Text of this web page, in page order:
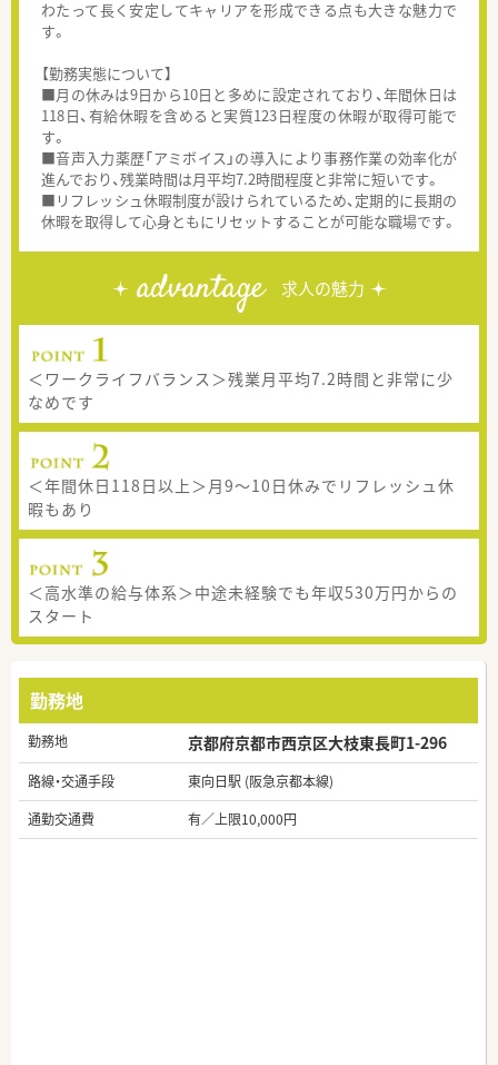
わたって長く安定してキャリアを形成できる点も大きな魅力で
す。
【勤務実態について】
■月の休みは9日から10日と多めに設定されており、年間休日は
118日、有給休暇を含めると実質123日程度の休暇が取得可能で
す。
■音声入力薬歴「アミボイス」の導入により事務作業の効率化が
進んでおり、残業時間は月平均7.2時間程度と非常に短いです。
■リフレッシュ休暇制度が設けられているため、定期的に長期の
休暇を取得して心身ともにリセットすることが可能な職場です。
advantage 求人の魅力
＜ワークライフバランス＞残業月平均7.2時間と非常に少
なめです
＜年間休日118日以上＞月9〜10日休みでリフレッシュ休
暇もあり
＜高水準の給与体系＞中途未経験でも年収530万円からの
スタート
勤務地
勤務地 京都府京都市西京区大枝東長町1-296
路線・交通手段
東向日駅 (阪急京都本線)
通勤交通費
有／上限10,000円